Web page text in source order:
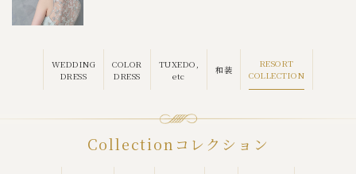
WEDDING
DRESS
COLOR
DRESS
TUXEDO,
etc
和装
RESORT
COLLECTION
Collection コレクション